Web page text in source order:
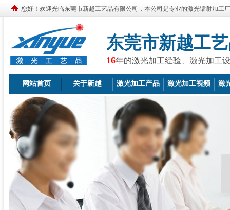
您好！欢迎光临东莞市新越工艺品有限公司，本公司是专业的激光镭射加工
东莞市新越工
16年的激光加工经验、激光加工
网站首页 关于新越 激光加工产品 激光加工视频 激